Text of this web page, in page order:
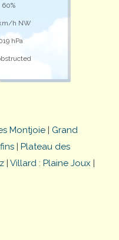
60%
h NW
hPa
Montjoie | Grand
| Plateau des
| Villard : Plaine Joux |